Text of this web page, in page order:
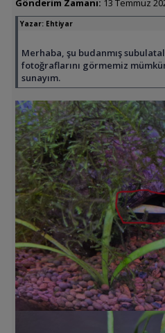
Gönderim Zamanı: 13 Temmuz
Yazar: Ehtiyar
Merhaba, şu budanmış
fotoğraflarını görmemiz
sunayım.